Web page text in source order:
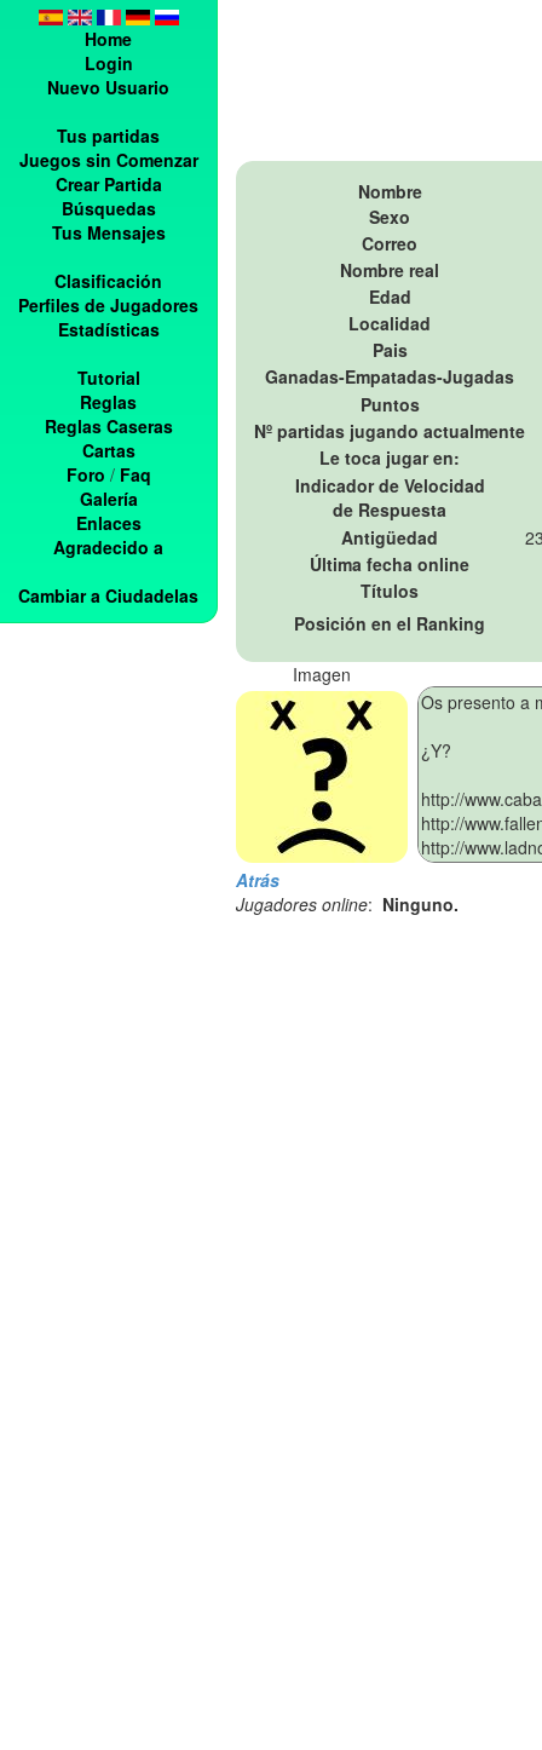
Home
Login
Nuevo Usuario
Tus partidas
Juegos sin Comenzar
Crear Partida
Búsquedas
Tus Mensajes
Clasificación
Perfiles de Jugadores
Estadísticas
Tutorial
Reglas
Reglas Caseras
Cartas
Foro / Faq
Galería
Enlaces
Agradecido a
Cambiar a Ciudadelas
Nombre
Sexo
Correo
Nombre real
Edad
Localidad
Pais
Ganadas-Empatadas-Jugadas
Puntos
Nº partidas jugando actualmente
Le toca jugar en:
Indicador de Velocidad
de Respuesta
Antigüedad
Última fecha online
Títulos
Posición en el Ranking
Imagen
Atrás
Jugadores online: Ninguno.